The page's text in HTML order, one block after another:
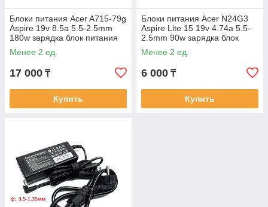
Блоки питания Acer A715-79g
Aspire 19v 8.5a 5.5-2.5mm
180w зарядка блок питания
Менее 2 ед.
17 000 ₸
Купить
Блоки питания Acer N24G3
Aspire Lite 15 19v 4.74a 5.5-
2.5mm 90w зарядка блок
питания
Менее 2 ед.
6 000 ₸
Купить